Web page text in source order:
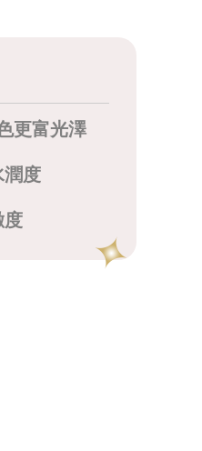
更富光澤
潤度
度